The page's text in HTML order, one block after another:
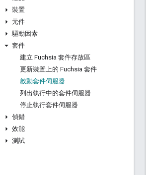
裝置
元件
驅動因素
套件
建立 Fuchsia 套件存放區
更新裝置上的 Fuchsia 套件
啟動套件伺服器
列出執行中的套件伺服器
停止執行套件伺服器
偵錯
效能
測試